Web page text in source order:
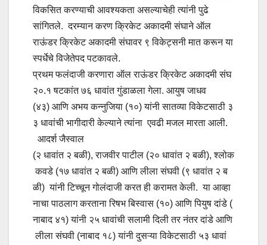
विकसित करण्याची आवश्यकता असल्याचेही त्यांनी पुढे
सांगितले. दरम्यान करण क्रिकेट अकादमी संघाने ऑल
राऊंडर क्रिकेट अकादमी संघावर ९ विकेट्सनी मात करून या
स्पर्धेचे विजेतेपद पटकावले.
प्रथम फलंदाजी करणारा ऑल राऊंडर क्रिकेट अकादमी संघ
२०.१ षटकांत ७६ धावांत गुंडाळला गेला. आयुष जाधव
(४३) आणि अभय कन्नुजिया (१०) यांनी सातव्या विकेटसाठी ३
३ धावांची भागीदारी केल्याने त्यांना एवढी मजल मारता आली.
आदर्श जैस्वाल
(२ धावांत २ बळी), राजवीर पाटील (२० धावांत २ बळी), श्लोक
कवडे (१७ धावांत २ बळी) आणि लीला संघवी (९ धावांत २ ब
ळी) यांनी टिच्चून गोलंदाजी करत ही करामत केली. या आव्हा
नाचा पाठलाग करताना रिषभ बिस्वास (१०) आणि पियुष दांडे (
नाबाद ४१) यांनी २५ धावांची सलामी दिली तर नंतर दांडे आणि
लीला संघवी (नाबाद १८) यांनी दुसऱ्या विकेटसाठी ५३ धावां